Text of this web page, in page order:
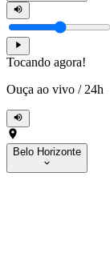
Tocando agora!
Ouça ao vivo / 24h
Belo Horizonte